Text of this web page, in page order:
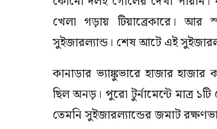
খেলা গড়ায় টিয়াব্রেকারে। আর
সুইজারল্যান্ড। শেষ আটে এই
কানাডার ভ্যাঙ্কুভারে হাজার
ছিল অনড়। পুরো টুর্নামেন্টে মাত্র
তেমনি সুইজারল্যান্ডের জমাট